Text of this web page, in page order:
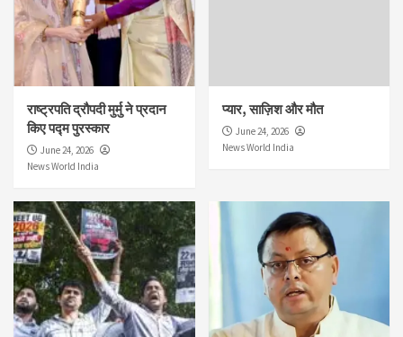
राष्ट्रपति द्रौपदी मुर्मु ने प्रदान
किए पद्म पुरस्कार
June 24, 2026
News World India
प्यार, साज़िश और मौत
June 24, 2026
News World India